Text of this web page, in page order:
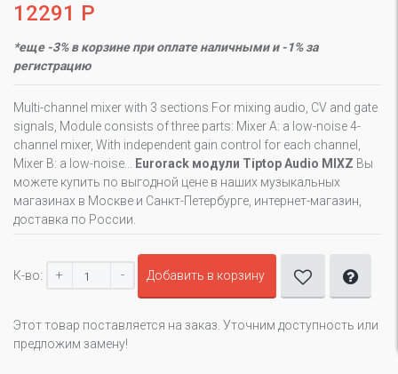
12291 Р
*еще -3% в корзине при оплате наличными и -1% за
регистрацию
Multi-channel mixer with 3 sections For mixing audio, CV and gate
signals, Module consists of three parts: Mixer A: a low-noise 4-
channel mixer, With independent gain control for each channel,
Mixer B: a low-noise...
Eurorack модули Tiptop Audio MIXZ Вы
можете купить по выгодной цене в наших музыкальных
магазинах в Москве и Санкт-Петербурге, интернет-магазин,
доставка по России.
К-во: + - Добавить в корзину
Этот товар поставляется на заказ. Уточним доступность или
предложим замену!